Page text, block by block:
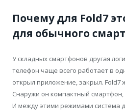
Почему для Fold7
для обычного
У складных смартфонов другая
телефон чаще всего работает в
открыл приложение, закрыл. Fold7
Снаружи он компактный
И между этими режимами система